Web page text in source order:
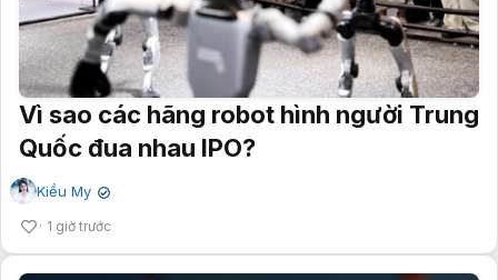
Vì sao các hãng robot hình người Trung
Quốc đua nhau IPO?
Kiều My ✔
1 giờ trước